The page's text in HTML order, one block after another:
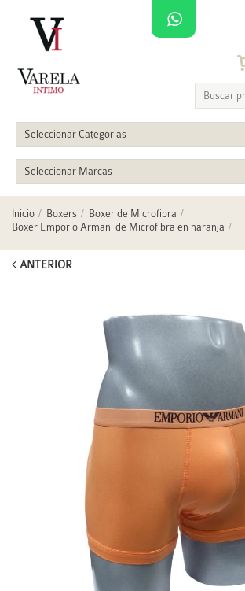
Seleccionar Categorias
Seleccionar Marcas
Inicio Boxers
Boxer de Microfibra
Boxer Emporio Armani de Microfibra en naranja
ANTERIOR